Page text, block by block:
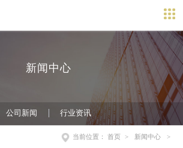
新闻中心
公司新闻 行业资讯
当前位置： 首页 > 新闻中心 >